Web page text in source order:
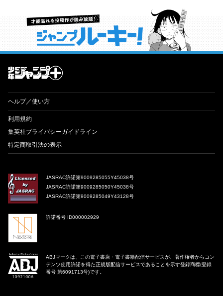
才能溢れる投稿作が読み放題！ ジャンプルーキー！
ヘルプ／使い方
利用規約
集英社プライバシーガイドライン
特定商取引法の表示
JASRAC許諾第9009285055Y45038号
JASRAC許諾第9009285050Y45038号
JASRAC許諾第9009285049Y43128号
許諾番号 ID000002929
ABJマークは、この電子書店・電子書籍配信サービスが、著作権者からコン
テンツ使用許諾を得た正規版配信サービスであることを示す登録商標(登録
番号 第6091713号)です。